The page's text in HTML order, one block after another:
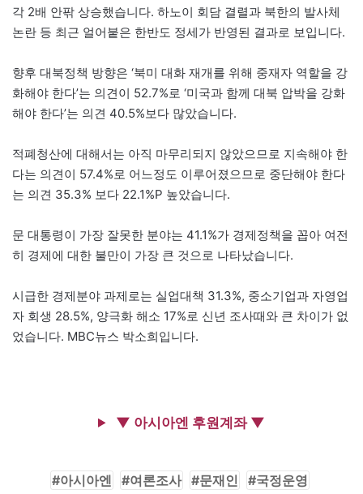
각 2배 안팎 상승했습니다. 하노이 회담 결렬과 북한의 발사체
논란 등 최근 얼어붙은 한반도 정세가 반영된 결과로 보입니다.
향후 대북정책 방향은 ‘북미 대화 재개를 위해 중재자 역할을 강
화해야 한다’는 의견이 52.7%로 ‘미국과 함께 대북 압박을 강화
해야 한다’는 의견 40.5%보다 많았습니다.
적폐청산에 대해서는 아직 마무리되지 않았으므로 지속해야 한
다는 의견이 57.4%로 어느정도 이루어졌으므로 중단해야 한다
는 의견 35.3% 보다 22.1%P 높았습니다.
문 대통령이 가장 잘못한 분야는 41.1%가 경제정책을 꼽아 여전
히 경제에 대한 불만이 가장 큰 것으로 나타났습니다.
시급한 경제분야 과제로는 실업대책 31.3%, 중소기업과 자영업
자 회생 28.5%, 양극화 해소 17%로 신년 조사때와 큰 차이가 없
었습니다. MBC뉴스 박소희입니다.
▼ 아시아엔 후원계좌 ▼
아시아엔 여론조사 문재인
국정운영